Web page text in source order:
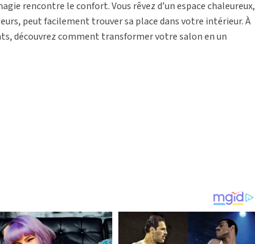
rencontre le confort. Vous rêvez d’un espace chaleureux,
peut facilement trouver sa place dans votre intérieur. À
découvrez comment transformer votre salon en un